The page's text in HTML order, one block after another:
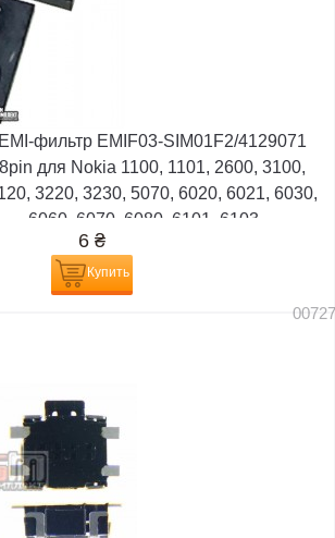
EMI-фильтр EMIF03-SIM01F2/4129071
8pin для Nokia 1100, 1101, 2600, 3100,
3220, 3230, 5070, 6020, 6021, 6030,
6060, 6070, 6080, 6101, 6103,...
6 ₴
Купить